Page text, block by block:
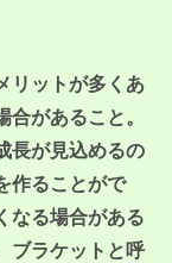
リットが多くあ
があること。
長が見込めるの
作ることがで
なる場合がある
ブラケットと呼